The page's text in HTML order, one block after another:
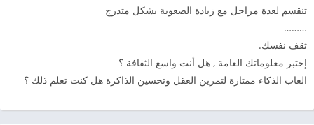
تنقسم لعدة مراحل مع زيادة الصعوبة بشكل متدرج
………
ثقف نفسك.
إختبر معلوماتك العامة , هل أنت واسع الثقافة ؟
العاب الذكاء ممتازة لتمرين العقل وتحسين الذاكرة هل كنت تعلم ذلك ؟